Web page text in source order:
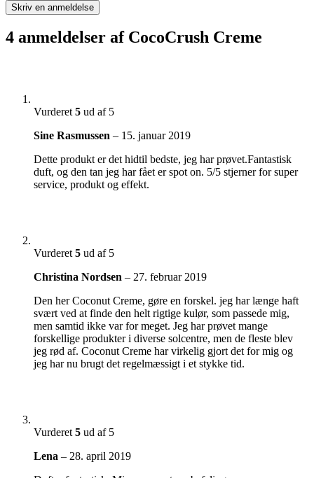
Skriv en anmeldelse
4 anmeldelser af CocoCrush Creme
Vurderet 5 ud af 5
Sine Rasmussen – 15. januar 2019
Dette produkt er det hidtil bedste, jeg har prøvet.Fantastisk
duft, og den tan jeg har fået er spot on. 5/5 stjerner for super
service, produkt og effekt.
Vurderet 5 ud af 5
Christina Nordsen – 27. februar 2019
Den her Coconut Creme, gøre en forskel. jeg har længe haft
svært ved at finde den helt rigtige kulør, som passede mig,
men samtid ikke var for meget. Jeg har prøvet mange
forskellige produkter i diverse solcentre, men de fleste blev
jeg rød af. Coconut Creme har virkelig gjort det for mig og
jeg har nu brugt det regelmæssigt i et stykke tid.
Vurderet 5 ud af 5
Lena – 28. april 2019